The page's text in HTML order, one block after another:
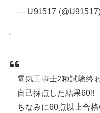
— U91517
電気工事士2種試験終
自己採点した結果60‼️
ちなみに60点以上合